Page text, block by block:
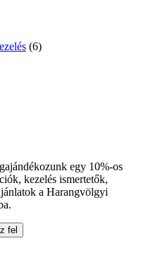
(6)
egy 10%-os
kezelés ismertetők,
a Harangvölgyi